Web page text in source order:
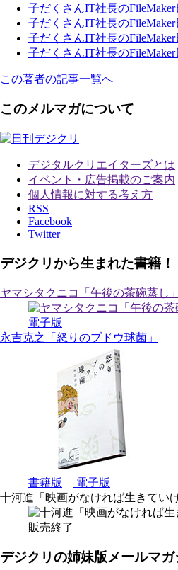
子だくさんIT社長の
子だくさんIT社長の
子だくさんIT社長の
子だくさんIT社長のFileMaker
この著者の記事一覧へ
このメルマガについて
デジタルクリエイターズとは
イベント・広告掲載のご案内
個人情報に対する考え方
RSS
Facebook
Twitter
デジクリから生まれた書籍！
ヤマシタクニコ「午後の茶碗蒸し」
電子版
永吉克之「怒りのブドウ球菌」
書籍版
電子版
十河進「映画がなければ生きてい
販売終了
デジクリの姉妹版メールマガ